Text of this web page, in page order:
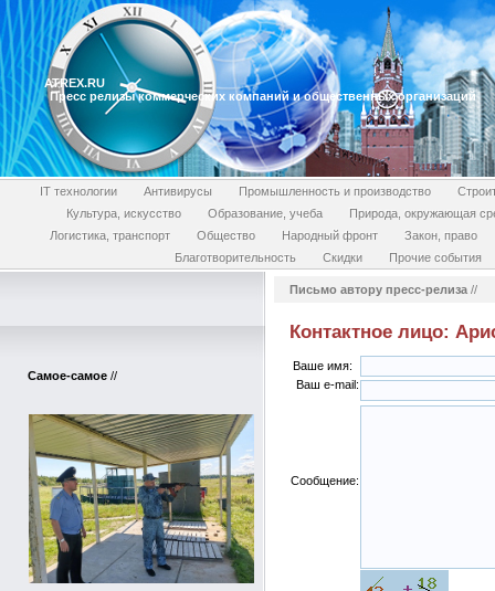
ATREX.RU
Пресс релизы коммерческих компаний и общественных организаций
IT технологии Антивирусы Промышленность и производство
Культура, искусство
Образование, учеба
Природа, окружающая
Логистика, транспорт
Общество Народный фронт
Закон, право
Благотворительность
Скидки Прочие события
Самое-самое //
Письмо автору пресс-релиза //
Контактное лицо:
Ваше имя:
Ваш e-mail:
Сообщение: